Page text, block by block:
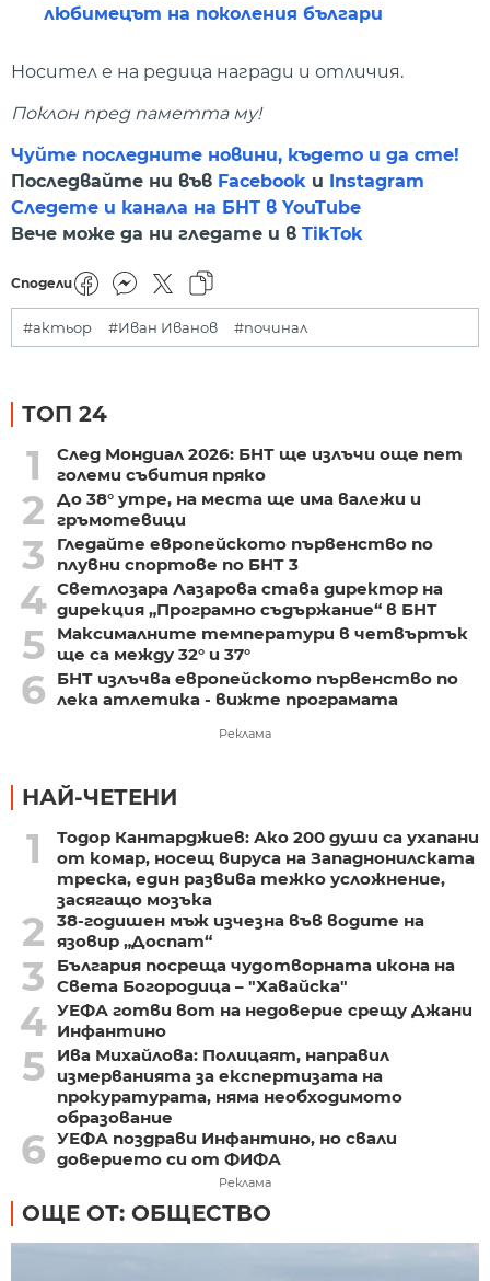
любимецът на поколения българи
Носител е на редица награди и отличия.
Поклон пред паметта му!
Чуйте последните новини, където и да сте!
Последвайте ни във Facebook и
Instagram
Следете и канала на БНТ в YouTube
Вече може да ни гледате и в TikTok
Сподели
#актьор #Иван Иванов #починал
ТОП 24
1
След Мондиал 2026: БНТ ще излъчи още пет
големи събития пряко
2
До 38° утре, на места ще има валежи и
гръмотевици
3
Гледайте европейското първенство по
плувни спортове по БНТ 3
4 Светлозара Лазарова става директор на
дирекция „Програмно съдържание“ в БНТ
5
Максималните температури в четвъртък
ще са между 32° и 37°
6
БНТ излъчва европейското първенство по
лека атлетика - вижте програмата
Реклама
НАЙ-ЧЕТЕНИ
1
Тодор Кантарджиев: Ако 200 души са ухапани
от комар, носещ вируса на Западнонилската
треска, един развива тежко усложнение,
засягащо мозъка
2
38-годишен мъж изчезна във водите на
язовир „Доспат“
3
България посреща чудотворната икона на
Света Богородица – "Хавайска"
4 УЕФА готви вот на недоверие срещу Джани
Инфантино
5
Ива Михайлова: Полицаят, направил
измерванията за експертизата на
прокуратурата, няма необходимото
образование
6 УЕФА поздрави Инфантино, но свали
доверието си от ФИФА
Реклама
ОЩЕ ОТ: ОБЩЕСТВО